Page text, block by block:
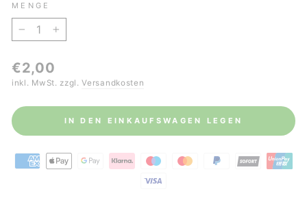
MENGE
Normaler
Preis
€2,00
inkl. MwSt. zzgl.Versandkosten
IN DEN EINKAUFSWAGEN LEGEN